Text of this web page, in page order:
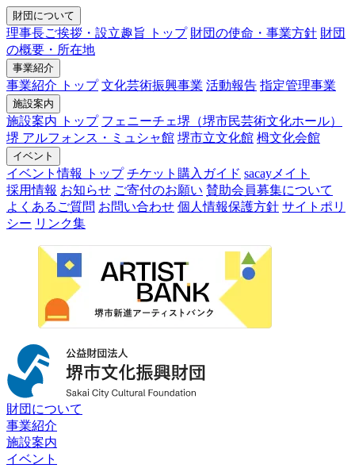
財団について
理事長ご挨拶・設立趣旨 トップ 財団の使命・事業方針 財団
の概要・所在地
事業紹介
事業紹介 トップ 文化芸術振興事業 活動報告 指定管理事業
施設案内
施設案内 トップ フェニーチェ堺（堺市民芸術文化ホール）
堺 アルフォンス・ミュシャ館 堺市立文化館 栂文化会館
イベント
イベント情報 トップ チケット購入ガイド sacayメイト
採用情報 お知らせ ご寄付のお願い 賛助会員募集について
よくあるご質問 お問い合わせ 個人情報保護方針 サイトポリ
シー リンク集
財団について
事業紹介
施設案内
イベント